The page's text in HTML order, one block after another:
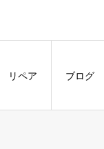
リペア ブログ